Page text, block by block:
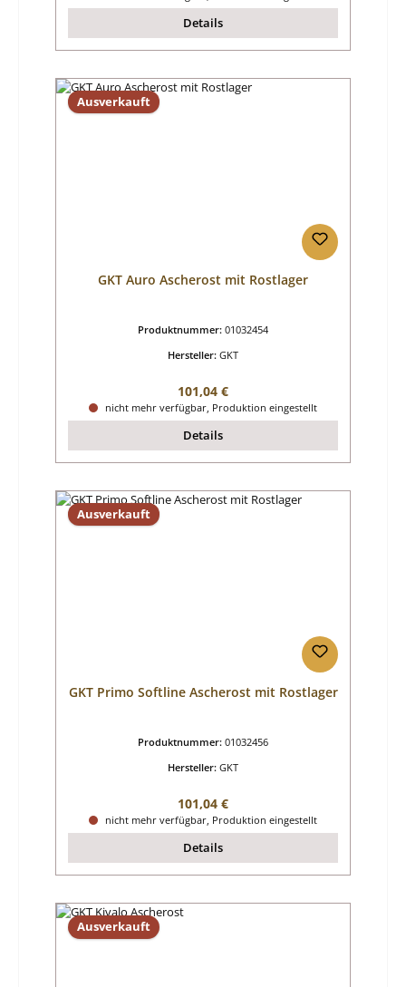
Details
Ausverkauft
GKT Auro Ascherost mit Rostlager
Produktnummer: 01032454
Hersteller: GKT
Regulärer Preis:
101,04 €
nicht mehr verfügbar, Produktion eingestellt
Details
Ausverkauft
GKT Primo Softline Ascherost mit Rostlager
Produktnummer: 01032456
Hersteller: GKT
Regulärer Preis:
101,04 €
nicht mehr verfügbar, Produktion eingestellt
Details
Ausverkauft